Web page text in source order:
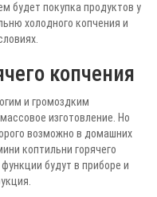
будет покупка продуктов у
холодного копчения и
копчения
и громоздким
изготовление. Но
возможно в домашних
коптильни горячего
будут в приборе и